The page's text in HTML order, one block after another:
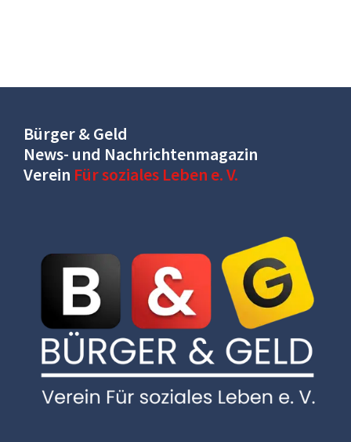
Bürger & Geld
News- und Nachrichtenmagazin
Verein Für soziales Leben e. V.